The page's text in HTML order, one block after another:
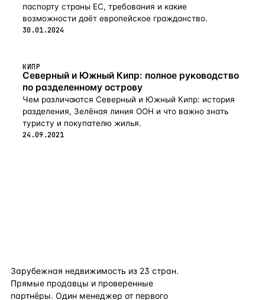
паспорту страны ЕС, требования и какие
возможности даёт европейское гражданство.
30.01.2024
КИПР
Северный и Южный Кипр: полное руководство
по разделенному острову
Чем различаются Северный и Южный Кипр: история
разделения, Зелёная линия ООН и что важно знать
туристу и покупателю жилья.
24.09.2021
Зарубежная недвижимость из 23 стран.
Прямые продавцы и проверенные
партнёры. Один менеджер от первого